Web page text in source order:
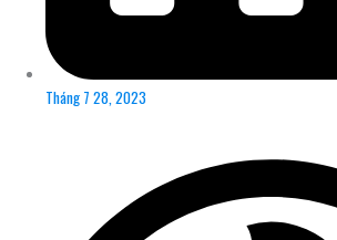
Tháng 7 28, 2023